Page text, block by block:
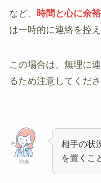
など、 時間と心に余
は一時的に連絡を控
この場合は、無理に
るため注意してくださ
のあ
相手の状
を置くこ